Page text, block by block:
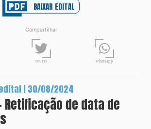
BAIXAR EDITAL
Compartilhar
twitter whatsapp
| 30/08/2024
de data de